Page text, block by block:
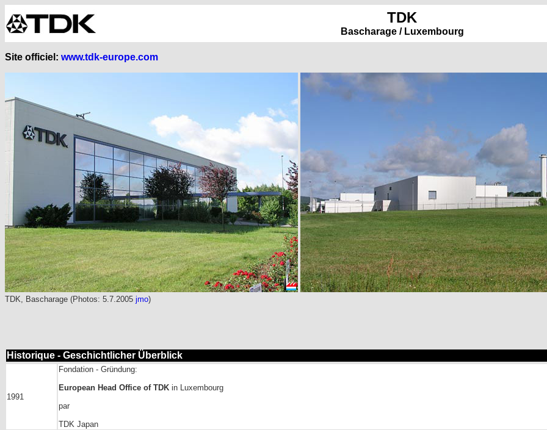
TDK
Bascharage / Luxembourg
Site officiel: www.tdk-europe.com
TDK, Bascharage (Photos: 5.7.2005 jmo)
Historique - Geschichtlicher Überblick
1991
Fondation - Gründung:
European Head Office of TDK in Luxembourg
par
TDK Japan